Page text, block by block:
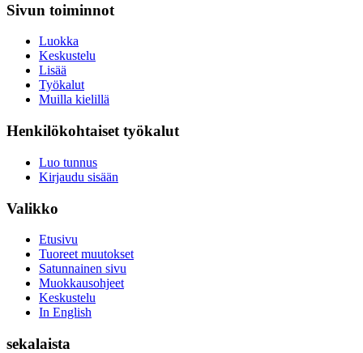
Sivun toiminnot
Luokka
Keskustelu
Lisää
Työkalut
Muilla kielillä
Henkilökohtaiset työkalut
Luo tunnus
Kirjaudu sisään
Valikko
Etusivu
Tuoreet muutokset
Satunnainen sivu
Muokkausohjeet
Keskustelu
In English
sekalaista